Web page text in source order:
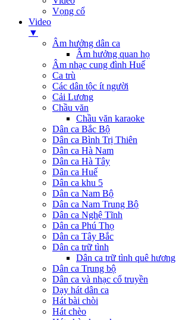
Vọng cổ
Video
▼
Âm hưởng dân ca
Âm hưởng quan họ
Âm nhạc cung đình Huế
Ca trù
Các dân tộc ít người
Cải Lương
Chầu văn
Chầu văn karaoke
Dân ca Bắc Bộ
Dân ca Bình Trị Thiên
Dân ca Hà Nam
Dân ca Hà Tây
Dân ca Huế
Dân ca khu 5
Dân ca Nam Bộ
Dân ca Nam Trung Bộ
Dân ca Nghệ Tĩnh
Dân ca Phú Thọ
Dân ca Tây Bắc
Dân ca trữ tình
Dân ca trữ tình quê hương
Dân ca Trung bộ
Dân ca và nhạc cổ truyền
Dạy hát dân ca
Hát bài chòi
Hát chèo